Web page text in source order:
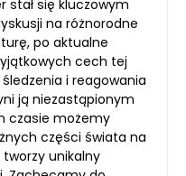
stał się kluczowym
na różnorodne
po aktualne
cech tej
i reagowania
ją niezastąpionym
czasie możemy
części świata na
unikalny